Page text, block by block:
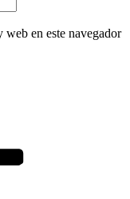
en este navegador